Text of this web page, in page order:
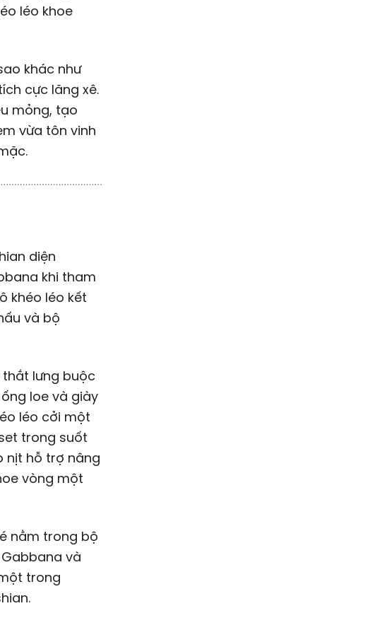
léo khoe
khác như
cực lăng xê.
mỏng, tạo
vừa tôn vinh
diện
khi tham
khéo léo kết
và bộ
lưng buộc
loe và giày
léo cởi một
trong suốt
nịt hỗ trợ nâng
vòng một
nằm trong bộ
và
trong